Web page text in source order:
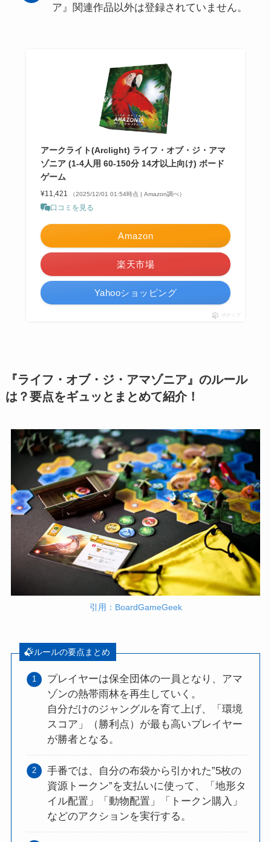
ア』関連作品以外は登録されていません。
アークライト(Arclight) ライフ・オブ・ジ・アマ
ゾニア (1-4人用 60-150分 14才以上向け) ボード
ゲーム
¥11,421 （2025/12/01 01:54時点 | Amazon調べ）
口コミを見る
Amazon
楽天市場
Yahooショッピング
ポチップ
『ライフ・オブ・ジ・アマゾニア』のルール
は？要点をギュッとまとめて紹介！
引用：BoardGameGeek
ルールの要点まとめ
プレイヤーは保全団体の一員となり、アマ
ゾンの熱帯雨林を再生していく。
自分だけのジャングルを育て上げ、「環境
スコア」（勝利点）が最も高いプレイヤー
が勝者となる。
手番では、自分の布袋から引かれた”5枚の
資源トークン”を支払いに使って、「地形タ
イル配置」「動物配置」「トークン購入」
などのアクションを実行する。